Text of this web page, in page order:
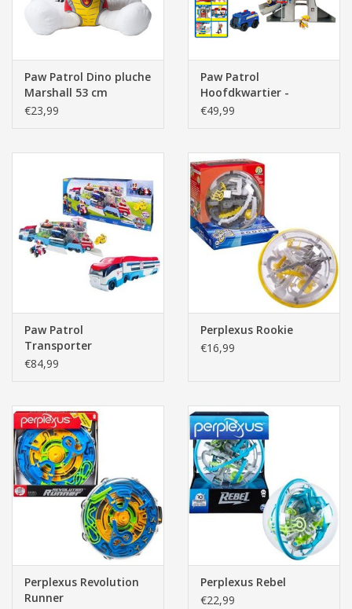
Paw Patrol Dino pluche
Marshall 53 cm
€23,99
Paw Patrol
Hoofdkwartier -
Lookout Playset
€49,99
Paw Patrol
Transporter
€84,99
Perplexus Rookie
€16,99
Perplexus Revolution
Runner
Perplexus Rebel
€22,99